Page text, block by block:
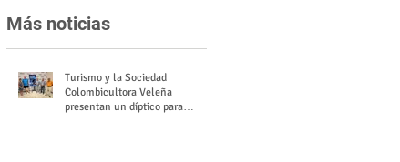
Más noticias
Turismo y la Sociedad
Colombicultora Veleña
presentan un díptico para